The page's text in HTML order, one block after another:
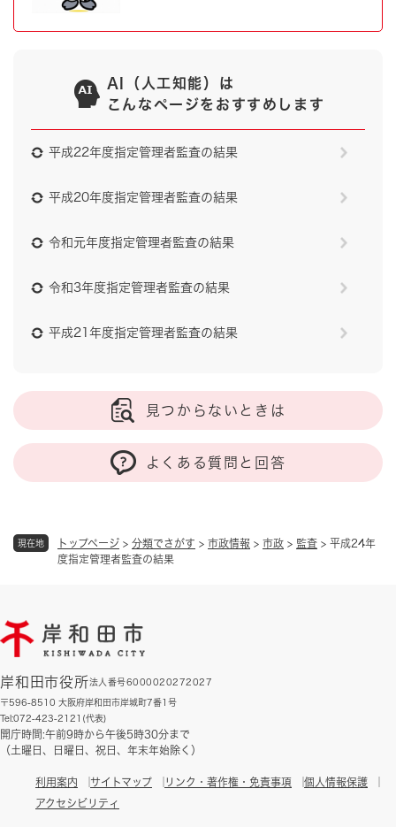
現在地 トップページ > 分類でさがす > 市政情報 > 市政 > 監査 > 平成24年
度指定管理者監査の結果
AI（人工知能）は
こんなページをおすすめします
平成22年度指定管理者監査の結果
平成20年度指定管理者監査の結果
令和元年度指定管理者監査の結果
令和3年度指定管理者監査の結果
平成21年度指定管理者監査の結果
見つからないときは
よくある質問と回答
岸和田市役所法人番号6000020272027
〒596-8510 大阪府岸和田市岸城町7番1号
Tel:072-423-2121(代表)
開庁時間:午前9時から午後5時30分まで
（土曜日、日曜日、祝日、年末年始除く）
利用案内 サイトマップ リンク・著作権・免責事項
個人情報保護
アクセシビリティ